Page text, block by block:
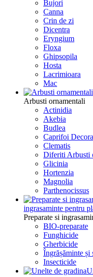
Bujori
Canna
Crin de zi
Dicentra
Eryngium
Floxa
Ghipsopila
Hosta
Lacrimioara
Mac
Arbusti ornamentali
Actinidia
Akebia
Budlea
Caprifoi
Clematis
Diferiti Arbusti
Glicinia
Hortenzia
Magnolia
Parthenocissus
ingrasaminte pentru
Preparate si
BIO-preparate
Funghicide
Gherbicide
Îngrășăminte și
Insecticide